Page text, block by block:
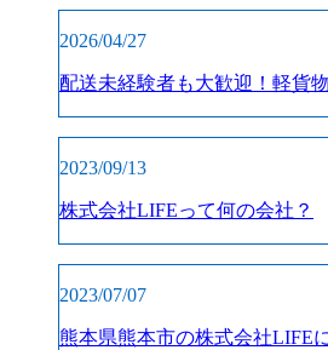
2026/04/27
配送未経験者も大歓迎！軽貨
2023/09/13
株式会社LIFEって何の会社？
2023/07/07
熊本県熊本市の株式会社LIFE